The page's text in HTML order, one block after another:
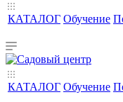
КАТАЛОГ Обучение
КАТАЛОГ Обучение